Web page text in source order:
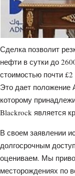
Сделка позволит
нефти в сутки до
стоимостью почти
Это дает положение
которому
Blackrock является
В своем заявлении
долгосрочным
оцениваем. Мы
месторождениях по